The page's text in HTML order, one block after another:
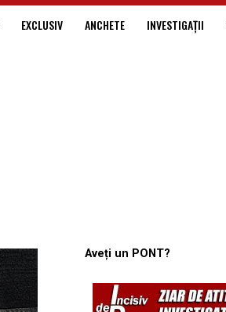
EXCLUSIV ANCHETE INVESTIGAȚII
Aveți un PONT?